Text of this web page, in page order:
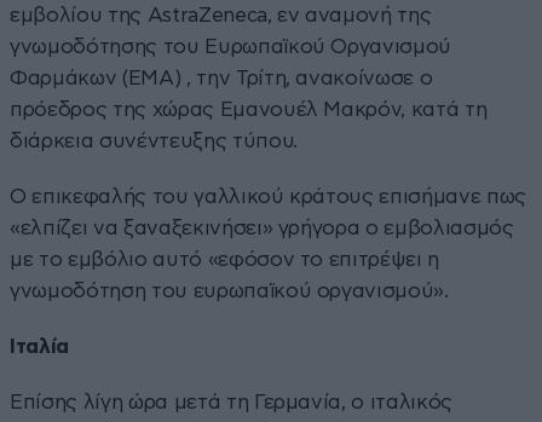
εμβολίου της AstraZeneca, εν αναμονή της
γνωμοδότησης του Ευρωπαϊκού Οργανισμού
Φαρμάκων (EMA) , την Τρίτη, ανακοίνωσε ο
πρόεδρος της χώρας Εμανουέλ Μακρόν, κατά τη
διάρκεια συνέντευξης τύπου.
Ο επικεφαλής του γαλλικού κράτους επισήμανε πως
«ελπίζει να ξαναξεκινήσει» γρήγορα ο εμβολιασμός
με το εμβόλιο αυτό «εφόσον το επιτρέψει η
γνωμοδότηση του ευρωπαϊκού οργανισμού».
Ιταλία
Επίσης λίγη ώρα μετά τη Γερμανία, ο ιταλικός